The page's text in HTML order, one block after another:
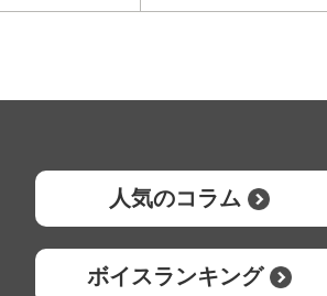
人気のコラム
ボイスランキング